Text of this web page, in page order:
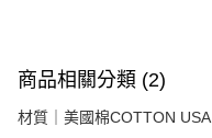
商品相關分類 (2)
材質｜美國棉COTTON USA